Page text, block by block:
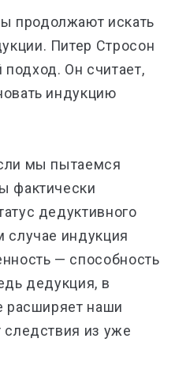
продолжают искать
Питер Стросон
Он считает,
индукцию
мы пытаемся
фактически
дедуктивного
случае индукция
— способность
дедукция, в
расширяет наши
из уже